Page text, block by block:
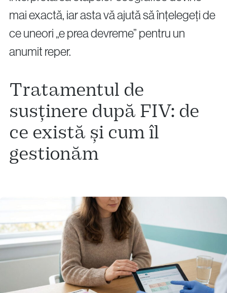
mai exactă, iar asta vă ajută să înțelegeți de
ce uneori „e prea devreme” pentru un
anumit reper.
Tratamentul de
susținere după FIV: de
ce există și cum îl
gestionăm